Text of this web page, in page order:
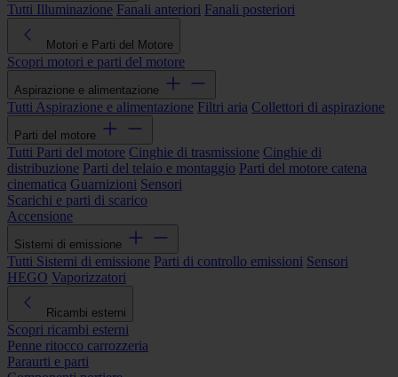
Tutti Illuminazione Fanali anteriori Fanali posteriori
Motori e Parti del Motore
Scopri motori e parti del motore
Aspirazione e alimentazione
Tutti Aspirazione e alimentazione Filtri aria Collettori di aspirazione
Parti del motore
Tutti Parti del motore Cinghie di trasmissione Cinghie di
distribuzione Parti del telaio e montaggio Parti del motore catena
cinematica Guarnizioni Sensori
Scarichi e parti di scarico
Accensione
Sistemi di emissione
Tutti Sistemi di emissione Parti di controllo emissioni Sensori
HEGO Vaporizzatori
Ricambi esterni
Scopri ricambi esterni
Penne ritocco carrozzeria
Paraurti e parti